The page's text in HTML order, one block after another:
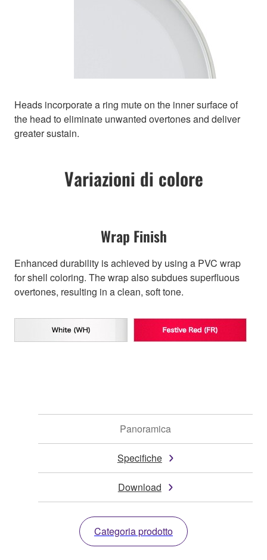
Heads incorporate a ring mute on the inner surface of
the head to eliminate unwanted overtones and deliver
greater sustain.
Variazioni di colore
Wrap Finish
Enhanced durability is achieved by using a PVC wrap
for shell coloring. The wrap also subdues superfluous
overtones, resulting in a clean, soft tone.
Panoramica
Specifiche
Download
Categoria prodotto